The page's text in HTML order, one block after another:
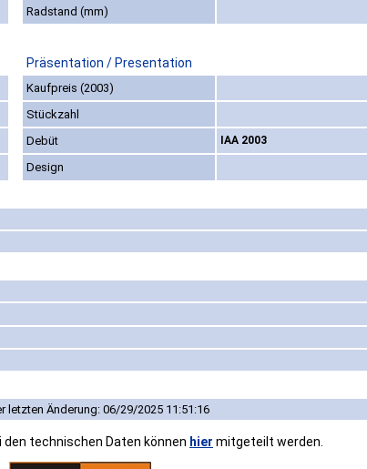
Radstand (mm)
Präsentation / Presentation
Kaufpreis (2003)
Stückzahl
Debüt IAA 2003
Design
letzten Änderung: 06/29/2025 11:51:16
den technischen Daten können hier mitgeteilt werden.